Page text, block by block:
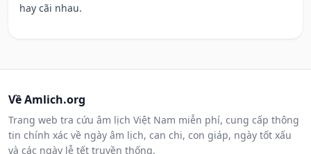
hay cãi nhau.
Về Amlich.org
Trang web tra cứu âm lịch Việt Nam miễn phí, cung cấp thông
tin chính xác về ngày âm lịch, can chi, con giáp, ngày tốt xấu
và các ngày lễ tết truyền thống.